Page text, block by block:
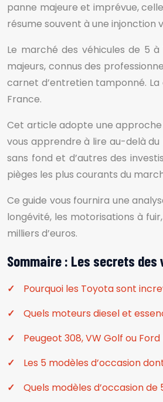
panne majeure et imprévue,
résume souvent à une injonction
Le marché des véhicules de 5
majeurs, connus des
carnet d’entretien tamponné.
France.
Cet article adopte une approche
vous apprendre à lire au-delà
sans fond et d’autres des
pièges les plus courants du
Ce guide vous fournira une
longévité, les motorisations à
milliers d’euros.
Sommaire : Les secrets
Pourquoi les Toyota sont
Quels moteurs diesel et
Peugeot 308, VW Golf ou
Les 5 modèles d’occasion
Quels modèles d’occasion